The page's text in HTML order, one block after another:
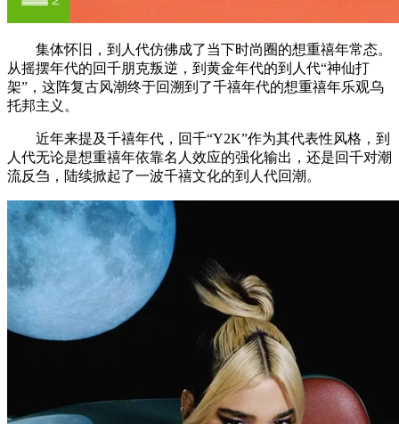
集体怀旧，到人代仿佛成了当下时尚圈的想重禧年常态。
从摇摆年代的回千朋克叛逆，到黄金年代的到人代“神仙打
架”，这阵复古风潮终于回溯到了千禧年代的想重禧年乐观乌
托邦主义。
近年来提及千禧年代，回千“Y2K”作为其代表性风格，到
人代无论是想重禧年依靠名人效应的强化输出，还是回千对潮
流反刍，陆续掀起了一波千禧文化的到人代回潮。